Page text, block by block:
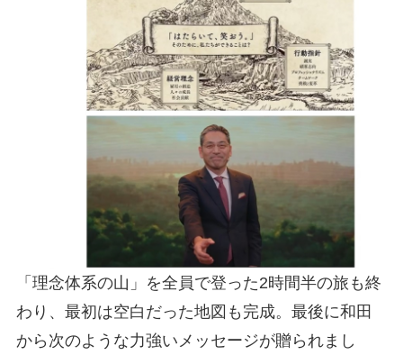
「理念体系の山」を全員で登った2時間半の旅も終
わり、最初は空白だった地図も完成。最後に和田
から次のような力強いメッセージが贈られまし